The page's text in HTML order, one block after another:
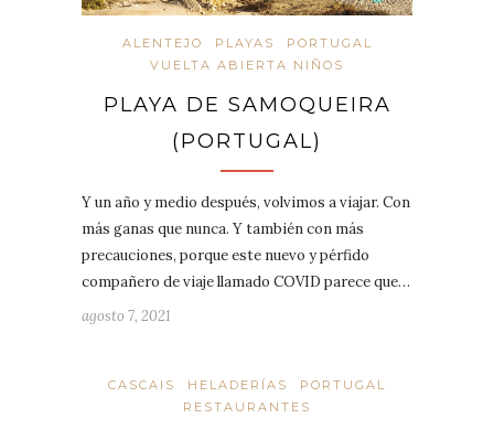
ALENTEJO PLAYAS
PORTUGAL
VUELTA ABIERTA NIÑOS
PLAYA DE SAMOQUEIRA
(PORTUGAL)
Y un año y medio después, volvimos a viajar. Con
más ganas que nunca. Y también con más
precauciones, porque este nuevo y pérfido
compañero de viaje llamado COVID parece que…
agosto 7, 2021
CASCAIS HELADERÍAS
PORTUGAL
RESTAURANTES